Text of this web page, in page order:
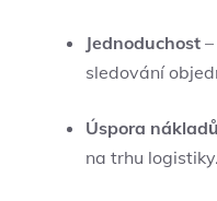
Jednoduchost
sledování
Úspora nákladů
na trhu logistiky.